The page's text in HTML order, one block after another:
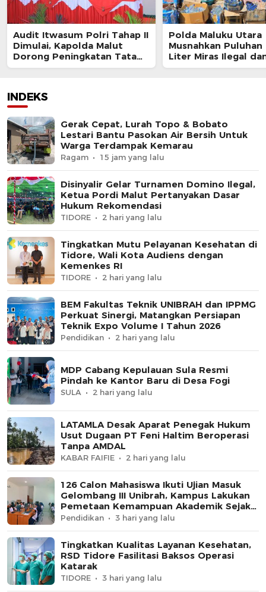
Audit Itwasum Polri Tahap II
Dimulai, Kapolda Malut
Dorong Peningkatan Tata
Kelola Organisasi yang
Polda Maluku Utara
Musnahkan Puluhan
Liter Miras Ilegal
Bongkar Jaringan
INDEKS
Gerak Cepat, Lurah Topo & Bobato
Lestari Bantu Pasokan Air Bersih Untuk
Warga Terdampak Kemarau
Ragam 15 jam yang lalu
Disinyalir Gelar Turnamen Domino Ilegal,
Ketua Pordi Malut Pertanyakan Dasar
Hukum Rekomendasi
TIDORE 2 hari yang lalu
Tingkatkan Mutu Pelayanan Kesehatan di
Tidore, Wali Kota Audiens dengan
Kemenkes RI
TIDORE 2 hari yang lalu
BEM Fakultas Teknik UNIBRAH dan IPPMG
Perkuat Sinergi, Matangkan Persiapan
Teknik Expo Volume I Tahun 2026
Pendidikan 2 hari yang lalu
MDP Cabang Kepulauan Sula Resmi
Pindah ke Kantor Baru di Desa Fogi
SULA 2 hari yang lalu
LATAMLA Desak Aparat Penegak Hukum
Usut Dugaan PT Feni Haltim Beroperasi
Tanpa AMDAL
KABAR FAIFIE 2 hari yang lalu
126 Calon Mahasiswa Ikuti Ujian Masuk
Gelombang III Unibrah, Kampus Lakukan
Pemetaan Kemampuan Akademik Sejak
Awal
Pendidikan 3 hari yang lalu
Tingkatkan Kualitas Layanan Kesehatan,
RSD Tidore Fasilitasi Baksos Operasi
Katarak
TIDORE 3 hari yang lalu